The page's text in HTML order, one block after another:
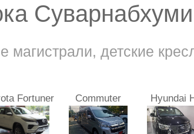
магистрали, детские
Fortuner Commuter Hyundai